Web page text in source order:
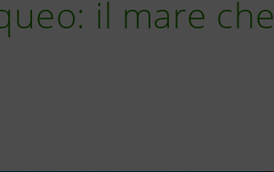
il mare che